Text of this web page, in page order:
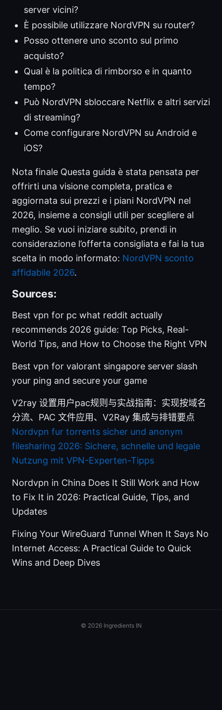
server vicini?
È possibile utilizzare NordVPN su router?
Posso ottenere uno sconto sul primo
acquisto?
Qual è la politica di rimborso e in quanto
tempo?
Può NordVPN sbloccare Netflix e altri servizi
di streaming?
Come configurare NordVPN su Android e
iOS?
Nota finale Questa guida è stata pensata per
offrirti una visione completa, pratica e
aggiornata sui prezzi e i piani NordVPN nel
2026, insieme a consigli utili per scegliere al
meglio. Se vuoi iniziare subito, prendi in
considerazione l’offerta consigliata e fai la tua
scelta in modo informato: NordVPN sconto
affidabile 2026.
Sources:
Best vpn for pc what reddit actually
recommends 2026 guide: Top Picks, Real-
World Tips, and How to Choose the Right VPN
Best vpn for valorant singapore server slash
your ping and secure your game
V2ray 设置用户pac规则与实战指南：实现按域名
分流、PAC 文件应用、V2Ray 集成与排错要点
Nordvpn fur torrents sicher und anonym
filesharing 2026: Sichere, schnelle und legale
Nutzung mit VPN-Experten-Tipps
Nordvpn in China Does It Still Work and How
to Fix It in 2026: Practical Guide, Tips, and
Updates
Fixing Your WireGuard Tunnel When It Says No
Internet Access: A Practical Guide to Quick
Wins and Deep Dives
© 2026 Ingredients IN